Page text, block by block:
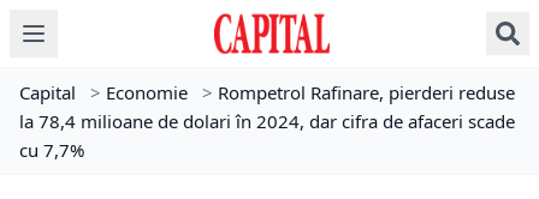
Capital > Economie > Rompetrol Rafinare, pierderi reduse
la 78,4 milioane de dolari în 2024, dar cifra de afaceri scade
cu 7,7%